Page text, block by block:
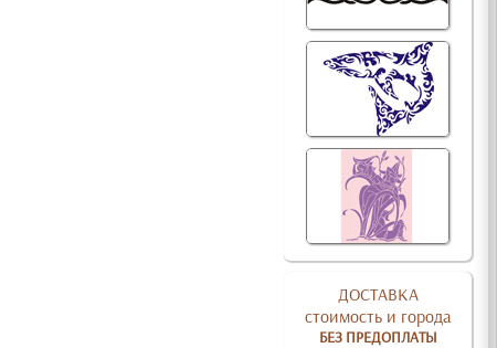
ДОСТАВКА
стоимость и города
БЕЗ ПРЕДОПЛАТЫ